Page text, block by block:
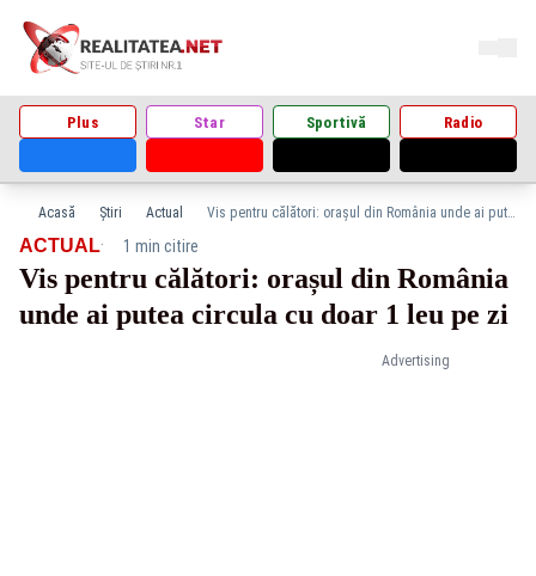
Plus Star Sportivă Radio
Acasă Știri Actual Vis pentru călători: orașul din România unde ai putea circula cu doar 1 leu pe zi
Advertising
ACTUAL· 1 min citire
Vis pentru călători: orașul din România
unde ai putea circula cu doar 1 leu pe zi